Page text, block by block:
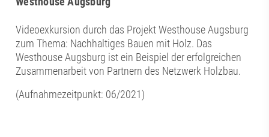
Videoexkursion durch das Projekt Westhouse Augsburg
zum Thema: Nachhaltiges Bauen mit Holz. Das
Westhouse Augsburg ist ein Beispiel der erfolgreichen
Zusammenarbeit von Partnern des Netzwerk Holzbau.
(Aufnahmezeitpunkt: 06/2021)